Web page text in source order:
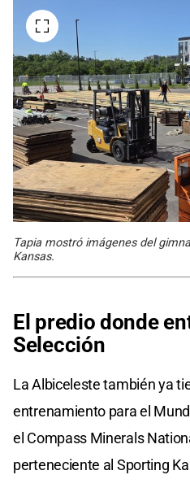
Tapia mostró imágenes del
Kansas.
El predio donde
Selección
La Albiceleste también ya
entrenamiento para el
el Compass Minerals
perteneciente al Sporting